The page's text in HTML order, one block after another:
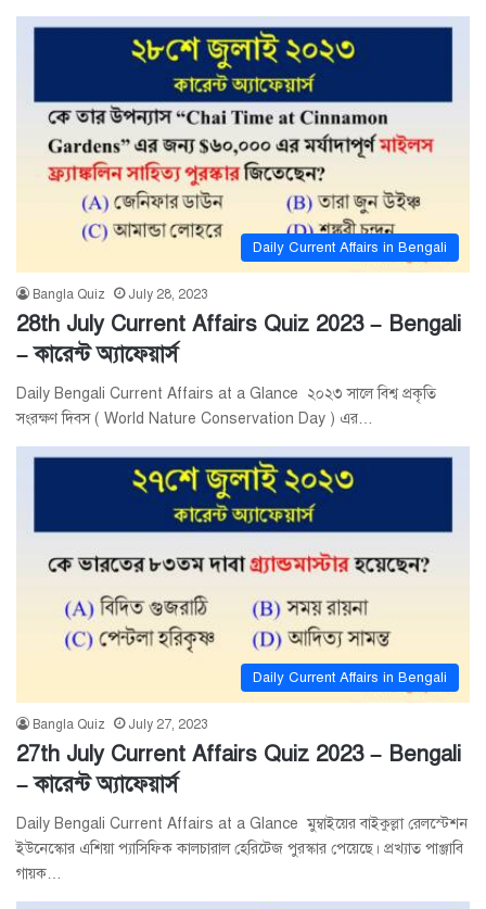
Daily Current Affairs in Bengali
Bangla Quiz July 28, 2023
28th July Current Affairs Quiz 2023 – Bengali
– কারেন্ট অ্যাফেয়ার্স
Daily Bengali Current Affairs at a Glance ২০২৩ সালে বিশ্ব প্রকৃতি
সংরক্ষণ দিবস ( World Nature Conservation Day ) এর…
Daily Current Affairs in Bengali
Bangla Quiz July 27, 2023
27th July Current Affairs Quiz 2023 – Bengali
– কারেন্ট অ্যাফেয়ার্স
Daily Bengali Current Affairs at a Glance মুম্বাইয়ের বাইকুল্লা রেলস্টেশন
ইউনেস্কোর এশিয়া প্যাসিফিক কালচারাল হেরিটেজ পুরস্কার পেয়েছে। প্রখ্যাত পাঞ্জাবি
গায়ক…